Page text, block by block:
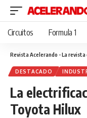
Circuitos Formula 1
Revista Acelerando - La
DESTACADO
La
Toyota Hilux